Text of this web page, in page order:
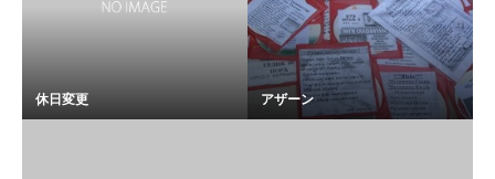
休日変更 アザーン